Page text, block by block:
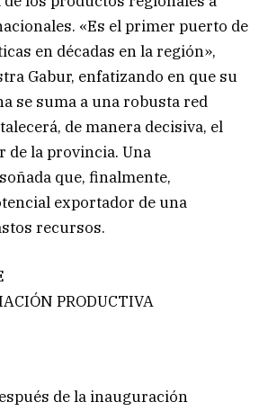
«Es el primer puerto de
en décadas en la región»,
Gabur, enfatizando en que su
se suma a una robusta red
de manera decisiva, el
de la provincia. Una
que, finalmente,
exportador de una
recursos.
PRODUCTIVA
de la inauguración